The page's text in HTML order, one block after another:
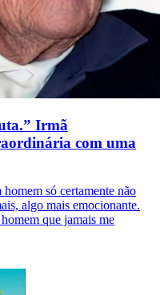
Irmã
com uma
só certamente não
algo mais emocionante.
que jamais me